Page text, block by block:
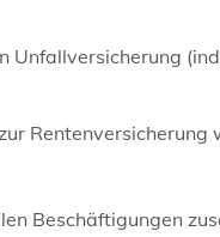
Unfallversicherung
Rentenversicherung
Beschäftigungen